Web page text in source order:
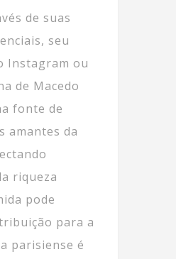
de suas
seu
Instagram ou
de Macedo
fonte de
amantes da
riqueza
pode
para a
parisiense é